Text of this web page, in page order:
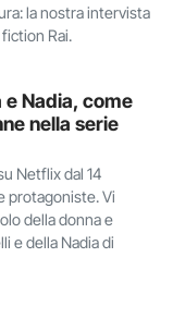
la nostra intervista
Rai.
Nadia, come
nella serie
Netflix dal 14
protagoniste. Vi
della donna e
e della Nadia di